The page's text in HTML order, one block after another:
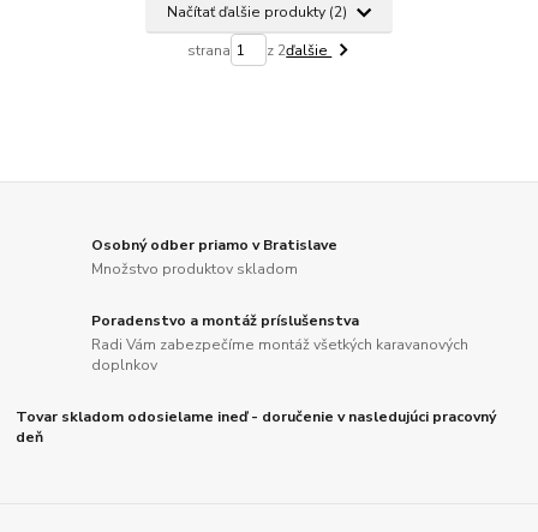
Načítať ďalšie produkty (2)
strana z 2ďalšie
Osobný odber priamo v Bratislave
Množstvo produktov skladom
Poradenstvo a montáž príslušenstva
Radi Vám zabezpečíme montáž všetkých karavanových
doplnkov
Tovar skladom odosielame ineď - doručenie v nasledujúci pracovný
deň